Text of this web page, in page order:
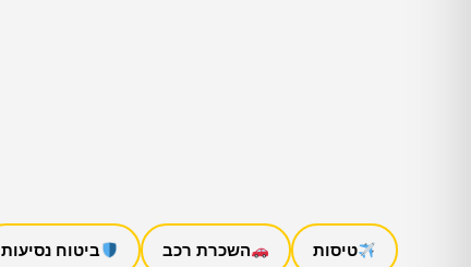
טיסות השכרת רכב ביטוח נסיעות